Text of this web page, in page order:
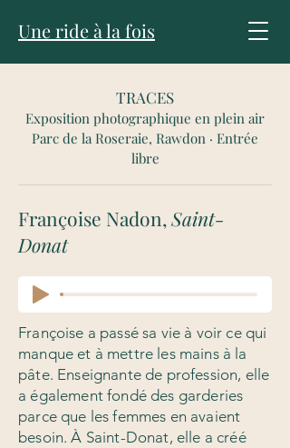
Une ride à la fois
TRACES
Exposition photographique en plein air
Parc de la Roseraie, Rawdon · Entrée
libre
Françoise Nadon, Saint-
Donat
Françoise a passé sa vie à voir ce qui
manque et à mettre les mains à la
pâte. Enseignante de profession, elle
a également fondé des garderies
parce que les femmes en avaient
besoin. À Saint-Donat, elle a créé